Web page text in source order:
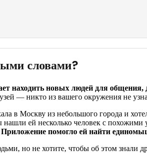
словами?
находить новых людей для
— никто из вашего окружения не
в Москву из небольшого города и
ей несколько человек с
Приложение помогло ей найти
но не хотите, чтобы об этом знали